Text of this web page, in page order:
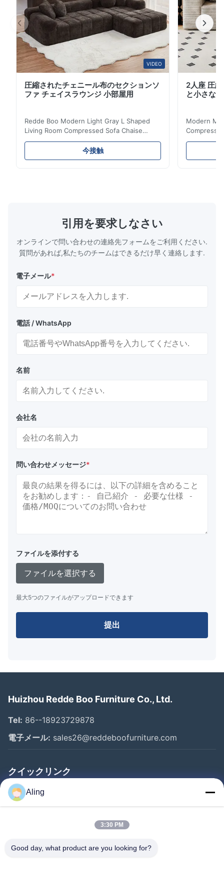
に2個 材料 亜麻布 供給能力 月500個 モデル番号 9460-
ブルーグレー ...
VIDEO
圧縮されたチェニール布のセクションソ
ファ チェイスラウンジ 小部屋用
Redde Boo Modern Light Gray L Shaped
Living Room Compressed Sofa Chaise
Lounge Product Overview High resilience
soft sectional sofa designed for small
spaces, featuring a contemporary light gray
今接触
2人座 圧
と小さな
Modern
Room
引用を要求しなさい
オンラインで問い合わせの連絡先フォームをご利用ください.
質問があれば,私たちのチームはできるだけ早く連絡します.
電子メール*
電話 / WhatsApp
名前
会社名
問い合わせメッセージ*
ファイルを添付する
ファイルを選択する
最大5つのファイルがアップロードできます
提出
Huizhou Redde Boo Furniture Co., Ltd.
Tel: 86--18923729878
電子メール: sales26@reddeboofurniture.com
クイックリンク
ホーム
製品
企業情報
Aling
3:30 PM
Good day, what product are you looking for?